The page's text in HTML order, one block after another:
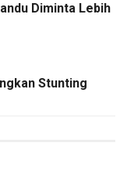
Diminta Lebih
Stunting